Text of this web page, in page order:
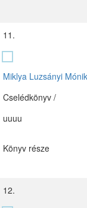
11.
Miklya Luzsányi
Cselédkönyv /
uuuu
Könyv része
12.